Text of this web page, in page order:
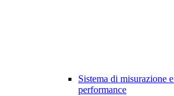
Sistema di misurazione
performance